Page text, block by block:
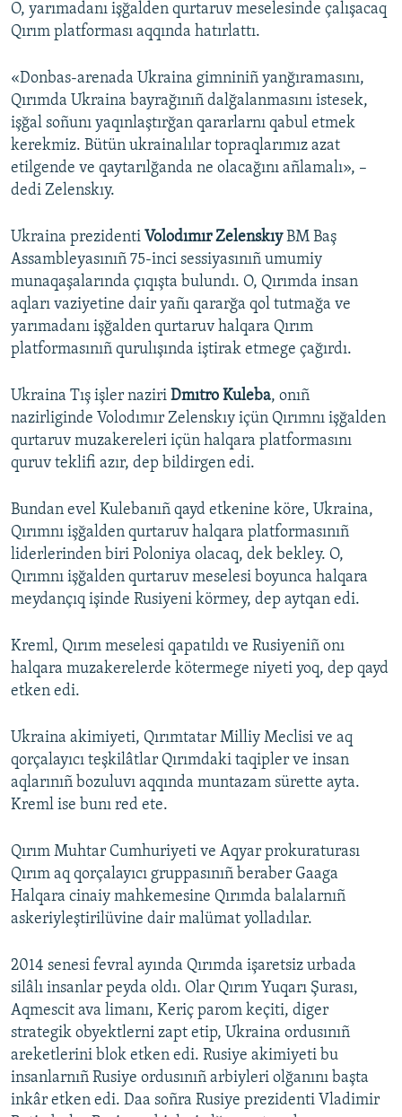
O, yarımadanı işğalden qurtaruv meselesinde çalışacaq
Qırım platforması aqqında hatırlattı.
«Donbas-arenada Ukraina gimniniñ yanğıramasını,
Qırımda Ukraina bayrağınıñ dalğalanmasını istesek,
işğal soñunı yaqınlaştırğan qararlarnı qabul etmek
kerekmiz. Bütün ukrainalılar topraqlarımız azat
etilgende ve qaytarılğanda ne olacağını añlamalı», –
dedi Zelenskıy.
Ukraina prezidenti Volodımır ZelenskıyBM Baş
Assambleyasınıñ 75-inci sessiyasınıñ umumiy
munaqaşalarında çıqışta bulundı. O, Qırımda insan
aqları vaziyetine dair yañı qararğa qol tutmağa ve
yarımadanı işğalden qurtaruv halqara Qırım
platformasınıñ qurulışında iştirak etmege çağırdı.
Ukraina Tış işler naziri Dmıtro Kuleba, onıñ
nazirliginde Volodımır Zelenskıy içün Qırımnı işğalden
qurtaruv muzakereleri içün halqara platformasını
quruv teklifi azır, dep bildirgen edi.
Bundan evel Kulebanıñ qayd etkenine köre, Ukraina,
Qırımnı işğalden qurtaruv halqara platformasınıñ
liderlerinden biri Poloniya olacaq, dek bekley. O,
Qırımnı işğalden qurtaruv meselesi boyunca halqara
meydançıq işinde Rusiyeni körmey, dep aytqan edi.
Kreml, Qırım meselesi qapatıldı ve Rusiyeniñ onı
halqara muzakerelerde kötermege niyeti yoq, dep qayd
etken edi.
Ukraina akimiyeti, Qırımtatar Milliy Meclisi ve aq
qorçalayıcı teşkilâtlar Qırımdaki taqipler ve insan
aqlarınıñ bozuluvı aqqında muntazam sürette ayta.
Kreml ise bunı red ete.
Qırım Muhtar Cumhuriyeti ve Aqyar prokuraturası
Qırım aq qorçalayıcı gruppasınıñ beraber Gaaga
Halqara cinaiy mahkemesine Qırımda balalarnıñ
askeriyleştirilüvine dair malümat yolladılar.
2014 senesi fevral ayında Qırımda işaretsiz urbada
silâlı insanlar peyda oldı. Olar Qırım Yuqarı Şurası,
Aqmescit ava limanı, Keriç parom keçiti, diger
strategik obyektlerni zapt etip, Ukraina ordusınıñ
areketlerini blok etken edi. Rusiye akimiyeti bu
insanlarnıñ Rusiye ordusınıñ arbiyleri olğanını başta
inkâr etken edi. Daa soñra Rusiye prezidenti Vladimir